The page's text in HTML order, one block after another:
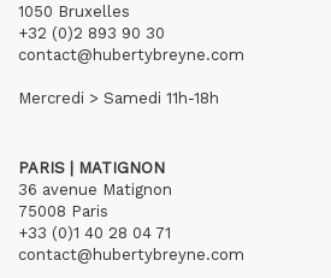
1050 Bruxelles
+32 (0)2 893 90 30
contact@hubertybreyne.com
Mercredi > Samedi 11h-18h
PARIS | MATIGNON
36 avenue Matignon
75008 Paris
+33 (0)1 40 28 04 71
contact@hubertybreyne.com